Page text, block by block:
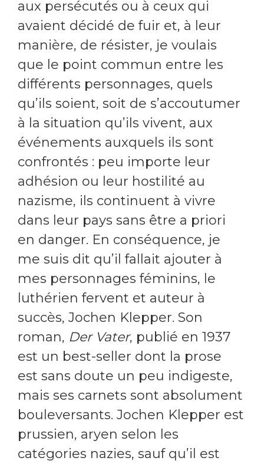
aux persécutés ou à ceux qui
avaient décidé de fuir et, à leur
manière, de résister, je voulais
que le point commun entre les
différents personnages, quels
qu’ils soient, soit de s’accoutumer
à la situation qu’ils vivent, aux
événements auxquels ils sont
confrontés : peu importe leur
adhésion ou leur hostilité au
nazisme, ils continuent à vivre
dans leur pays sans être a priori
en danger. En conséquence, je
me suis dit qu’il fallait ajouter à
mes personnages féminins, le
luthérien fervent et auteur à
succès, Jochen Klepper. Son
roman, Der Vater, publié en 1937
est un best-seller dont la prose
est sans doute un peu indigeste,
mais ses carnets sont absolument
bouleversants. Jochen Klepper est
prussien, aryen selon les
catégories nazies, sauf qu’il est